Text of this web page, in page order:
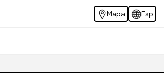
Mapa Esp